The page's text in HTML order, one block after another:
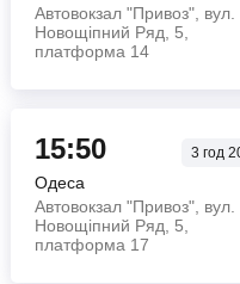
Автовокзал "Привоз", вул.
Новощіпний Ряд, 5,
платформа 14
15:50 3 год
Одеса
Автовокзал "Привоз", вул.
Новощіпний Ряд, 5,
платформа 17